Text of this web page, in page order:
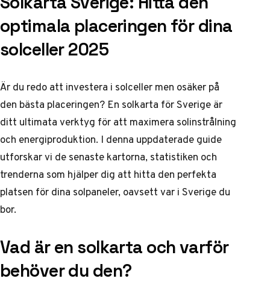
optimala placeringen för dina
solceller 2025
Är du redo att investera i solceller men osäker på
den bästa placeringen? En solkarta för Sverige är
ditt ultimata verktyg för att maximera solinstrålning
och energiproduktion. I denna uppdaterade guide
utforskar vi de senaste kartorna, statistiken och
trenderna som hjälper dig att hitta den perfekta
platsen för dina solpaneler, oavsett var i Sverige du
bor.
Vad är en solkarta och varför
behöver du den?